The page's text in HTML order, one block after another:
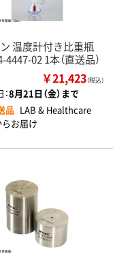
温度計付き比重瓶
4447-02 1本（直送品）
￥21,423（税込）
8月21日（金）まで
品 LAB & Healthcare
お届け